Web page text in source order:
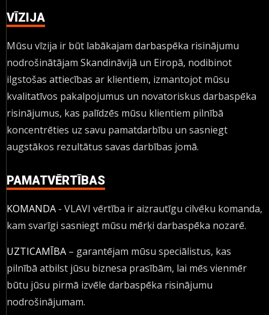
VĪZIJA
Mūsu vīzija ir būt labākajam darbaspēka risinājumu
nodrošinātājam Skandināvijā un Eiropā, nodibinot
ilgstošas attiecības ar klientiem, izmantojot mūsu
kvalitatīvos pakalpojumus un novatoriskus darbaspēka
risinājumus, kas palīdzēs mūsu klientiem pilnībā
koncentrēties uz savu pamatdarbību un sasniegt
augstākos rezultātus savas darbības jomā.
PAMATVĒRTĪBAS
KOMANDA - VLAVI vērtība ir aizrautīgu cilvēku komanda,
kam svarīgi sasniegt mūsu mērķi darbaspēka nozarē.
UZTICAMĪBA – garantējam mūsu speciālistus, kas
pilnībā atbilst jūsu biznesa prasībām, lai mēs vienmēr
būtu jūsu pirmā izvēle darbaspēka risinājumu
nodrošinājumam.